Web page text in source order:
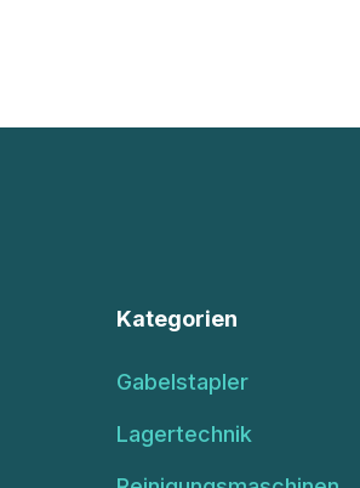
Kategorien
Gabelstapler
Lagertechnik